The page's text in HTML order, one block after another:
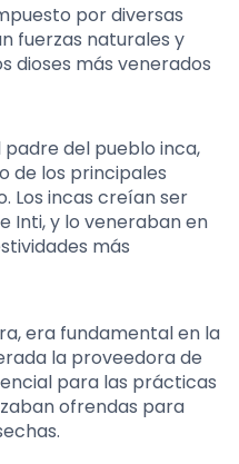
por diversas
fuerzas naturales y
dioses más venerados
del pueblo inca,
de los principales
Los incas creían ser
Inti, y lo veneraban en
más
era fundamental en la
la proveedora de
para las prácticas
ofrendas para